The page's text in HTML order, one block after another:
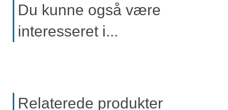
Du kunne også være
interesseret i...
Relaterede produkter